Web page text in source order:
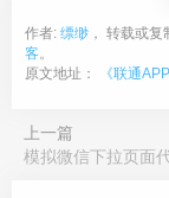
作者: 缥缈 ， 转载或复
客。
原文地址：
《联通
上一篇
模拟微信下拉页面